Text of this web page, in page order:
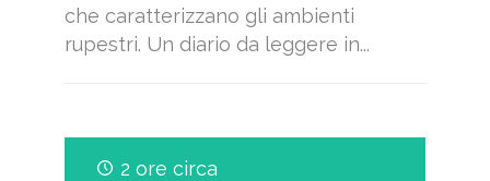
che caratterizzano gli ambienti
rupestri. Un diario da leggere in...
2 ore circa